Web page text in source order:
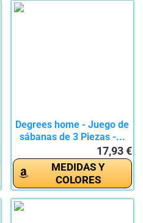
Degrees home - Juego de
sábanas de 3 Piezas -...
17,93 €
MEDIDAS Y
COLORES